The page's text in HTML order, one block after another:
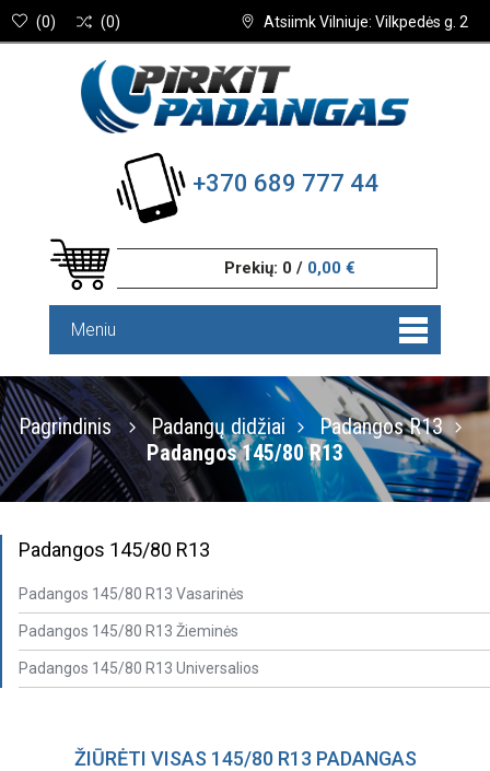
Atsiimk Vilniuje: Vilkpedės g. 2
(0) (0)
+370 689 777 44
Prekių: 0 / 0,00 €
Meniu
Pagrindinis Padangų didžiai
Padangos R13
Padangos 145/80 R13
Padangos 145/80 R13
Padangos 145/80 R13 Vasarinės
Padangos 145/80 R13 Žieminės
Padangos 145/80 R13 Universalios
ŽIŪRĖTI VISAS 145/80 R13 PADANGAS